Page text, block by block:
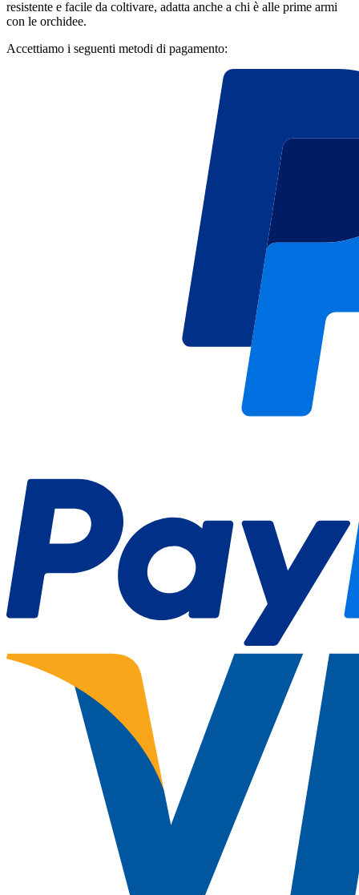
resistente e facile da coltivare, adatta anche a chi è alle prime armi
con le orchidee.
Accettiamo i seguenti metodi di pagamento: